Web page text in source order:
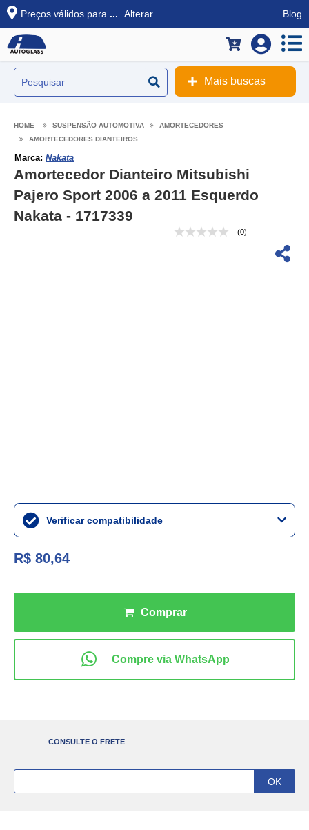
Preços válidos para ... Alterar Blog
Mais buscas
SUSPENSÃO AUTOMOTIVA
AMORTECEDORES
AMORTECEDORES DIANTEIROS
Marca: Nakata
Amortecedor Dianteiro Mitsubishi
Pajero Sport 2006 a 2011 Esquerdo
Nakata - 1717339
(0)
Verificar compatibilidade
R$ 80,64
CONSULTE O FRETE